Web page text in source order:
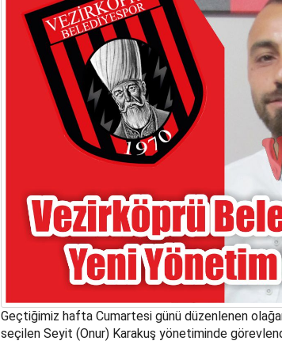
Geçtiğimiz hafta Cumartesi günü düzenlenen
seçilen Seyit (Onur) Karakuş yönetiminde